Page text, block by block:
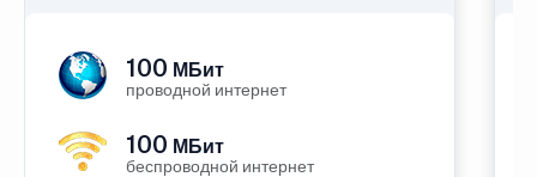
100 МБит
проводной интернет
100 МБит
беспроводной интернет